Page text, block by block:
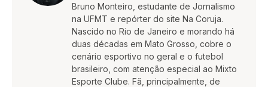
Bruno Monteiro, estudante de Jornalismo
na UFMT e repórter do site Na Coruja.
Nascido no Rio de Janeiro e morando há
duas décadas em Mato Grosso, cobre o
cenário esportivo no geral e o futebol
brasileiro, com atenção especial ao Mixto
Esporte Clube. Fã, principalmente, de